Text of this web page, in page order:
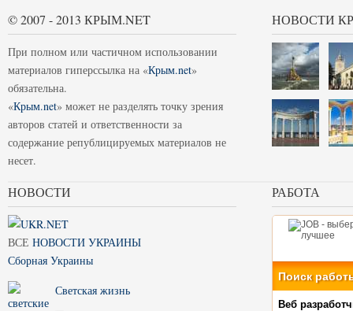
© 2007 - 2013 КРЫМ.NET
При полном или частичном использовании
материалов гиперссылка на «Крым.net»
обязательна.
«Крым.net» может не разделять точку зрения
авторов статей и ответственности за
содержание републицируемых материалов не
несет.
НОВОСТИ
НОВОСТИ
ВСЕ НОВОСТИ УКРАИНЫ
Сборная Украины
Светская жизнь
РАБОТА
Поиск
Веб